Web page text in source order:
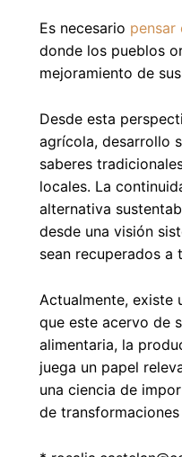
Es necesario pensar
donde los pueblos
mejoramiento de
Desde esta
agrícola, desarrollo
saberes
locales. La
alternativa
desde una visión
sean recuperados a
Actualmente, existe
que este acervo de
alimentaria, la
juega un papel
una ciencia de
de